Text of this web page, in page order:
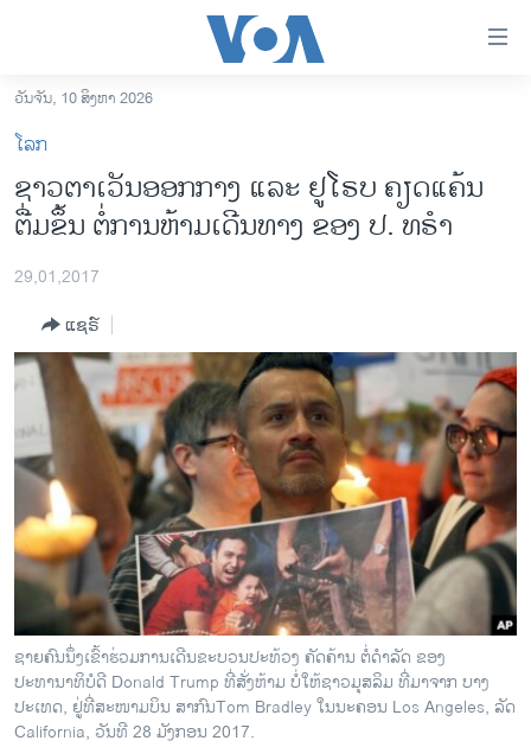
ເຂົ້າ
ຫາ
ຂ້າມ
ຂ້າມ
ຫາ
ອາເມຣິກາ
ຂ່າວ​ຈີນ
ໂລກ
ເອເຊຍ
ອິດສະຫຼະພາບດ້ານການຂ່າວ
ຊີວິດຊາວລາວ
ຊຸມຊົນຊາວລາວ
ວິທະຍາສາດ-ເທັກໂນໂລຈີ
ທຸລະກິດ
ພາສາອັງກິດ
ວີດີໂອ
ສຽງ
ວັນຈັນ, 10 ສິງຫາ 2026
ໂລກ
ຊາວຕາເວັນອອກກາງ ແລະ ຢູໂຣບ ຄຽດແຄ້ນ
ຕື່ມຂຶ້ນ ຕໍ່ການຫ້າມເດີນທາງ ຂອງ ປ. ທຣຳ
29,01,2017
ແຊຣ໌
ຊາຍຄົນນຶ່ງເຂົ້າຮ່ວມການເດີນຂະບວນປະທ້ວງ ຄັດຄ້ານ ຕໍ່ດຳລັດ ຂອງ
ປະທານາທິບໍດີ Donald Trump ທີ່ສັ່ງຫ້າມ ບໍ່ໃຫ້ຊາວມຸສລິມ ທີ່ມາຈາກ ບາງ
ປະເທດ, ຢູ່ທີ່ສະໜາມບິນ ສາກົນTom Bradley ໃນນະຄອນ Los Angeles, ລັດ
California, ວັນທີ 28 ມັງກອນ 2017.